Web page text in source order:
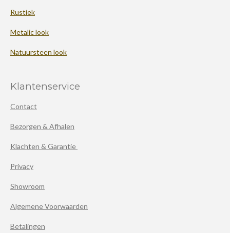
Rustiek
Metalic look
Natuursteen look
Klantenservice
Contact
Bezorgen & Afhalen
Klachten & Garantie
Privacy
Showroom
Algemene Voorwaarden
Betalingen